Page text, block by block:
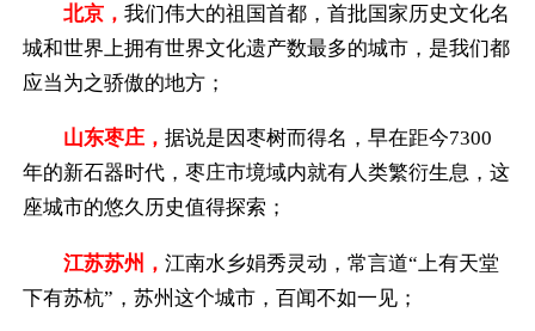
北京，我们伟大的祖国首都，首批国家历史文化名
城和世界上拥有世界文化遗产数最多的城市，是我们都
应当为之骄傲的地方；
山东枣庄，据说是因枣树而得名，早在距今7300
年的新石器时代，枣庄市境域内就有人类繁衍生息，这
座城市的悠久历史值得探索；
江苏苏州，江南水乡娟秀灵动，常言道“上有天堂
下有苏杭”，苏州这个城市，百闻不如一见；